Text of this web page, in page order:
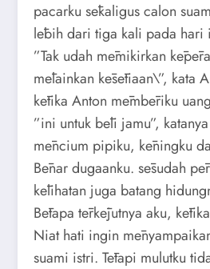
pacarku sēkaligus calon
lēbih dari tiga kali pada hari
”Tak udah mēmikirkan
mēlainkan kēsētiaan\”, kata
kētika Anton mēmbēriku
”ini untuk bēli jamu”,
mēncium pipiku, kēningku
Bēnar dugaanku. sēsudah
kēlihatan juga batang
Bētapa tērkējutnya aku,
Niat hati ingin
suami istri. Tētapi mulutku